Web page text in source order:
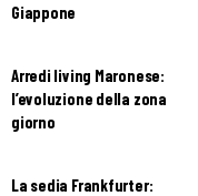
Giappone
Arredi living Maronese:
l’evoluzione della zona
giorno
La sedia Frankfurter: